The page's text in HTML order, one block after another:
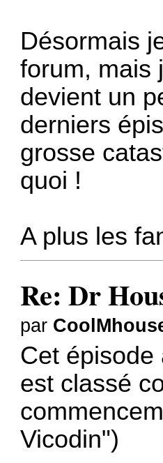
Désormais
forum, mais
devient un
derniers
grosse
quoi !
A plus les
Re: Dr
par
Cet épisode
est classé
Vicodin")